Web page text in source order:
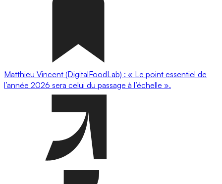
Matthieu Vincent (DigitalFoodLab) : « Le point essentiel de
l’année 2026 sera celui du passage à l’échelle ».